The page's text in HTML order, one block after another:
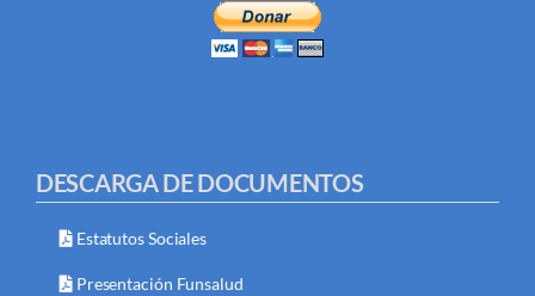
DESCARGA DE DOCUMENTOS
Estatutos Sociales
Presentación Funsalud